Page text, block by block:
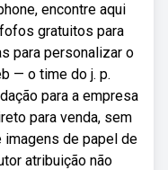
encontre aqui
gratuitos para
para personalizar o
— o time do j. p.
para a empresa
para venda, sem
imagens de papel de
atribuição não